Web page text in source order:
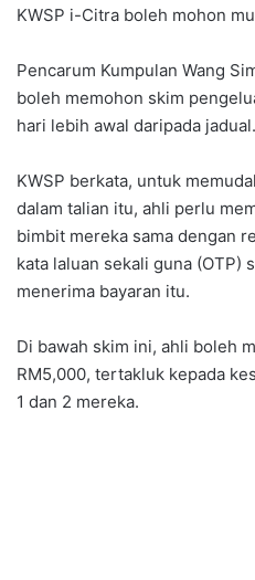
KWSP i-Citra boleh mohon
Pencarum Kumpulan Wang
boleh memohon skim
hari lebih awal daripada jadual.
KWSP berkata, untuk
dalam talian itu, ahli perlu
bimbit mereka sama dengan
kata laluan sekali guna (OTP)
menerima bayaran itu.
Di bawah skim ini, ahli boleh
RM5,000, tertakluk kepada
1 dan 2 mereka.